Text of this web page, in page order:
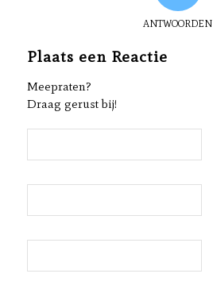
ANTWOORDEN
Plaats een Reactie
Meepraten?
Draag gerust bij!